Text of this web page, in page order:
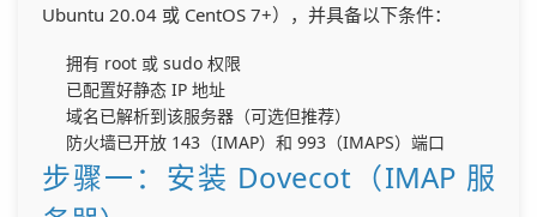
Ubuntu 20.04 或 CentOS 7+），并具备以下条件：
拥有 root 或 sudo 权限
已配置好静态 IP 地址
域名已解析到该服务器（可选但推荐）
防火墙已开放 143（IMAP）和 993（IMAPS）端口
步骤一：安装 Dovecot（IMAP 服